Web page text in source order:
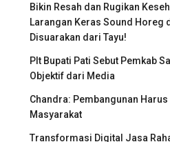
Bikin Resah dan Rugikan
Larangan Keras Sound Horeg
Disuarakan dari Tayu!
Plt Bupati Pati Sebut Pemkab
Objektif dari Media
Chandra: Pembangunan
Masyarakat
Transformasi Digital Jasa